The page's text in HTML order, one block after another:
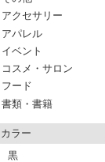
アクセサリー
アパレル
イベント
コスメ・サロン
フード
書類・書籍
カラー
黒